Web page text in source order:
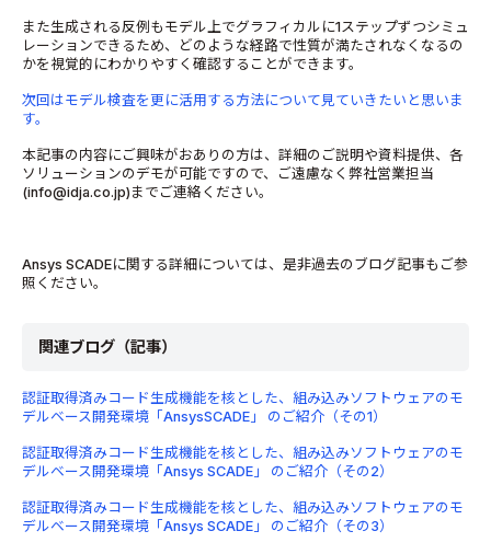
また生成される反例もモデル上でグラフィカルに1ステップずつシミュ
レーションできるため、どのような経路で性質が満たされなくなるの
かを視覚的にわかりやすく確認することができます。
次回はモデル検査を更に活用する方法について見ていきたいと思いま
す。
本記事の内容にご興味がおありの方は、詳細のご説明や資料提供、各
ソリューションのデモが可能ですので、ご遠慮なく弊社営業担当
(info@idja.co.jp)までご連絡ください。
Ansys SCADEに関する詳細については、是非過去のブログ記事もご参
照ください。
関連ブログ（記事）
認証取得済みコード生成機能を核とした、組み込みソフトウェアのモ
デルベース開発環境「AnsysSCADE」 のご紹介（その1）
認証取得済みコード生成機能を核とした、組み込みソフトウェアのモ
デルベース開発環境「Ansys SCADE」 のご紹介（その2）
認証取得済みコード生成機能を核とした、組み込みソフトウェアのモ
デルベース開発環境「Ansys SCADE」 のご紹介（その3）